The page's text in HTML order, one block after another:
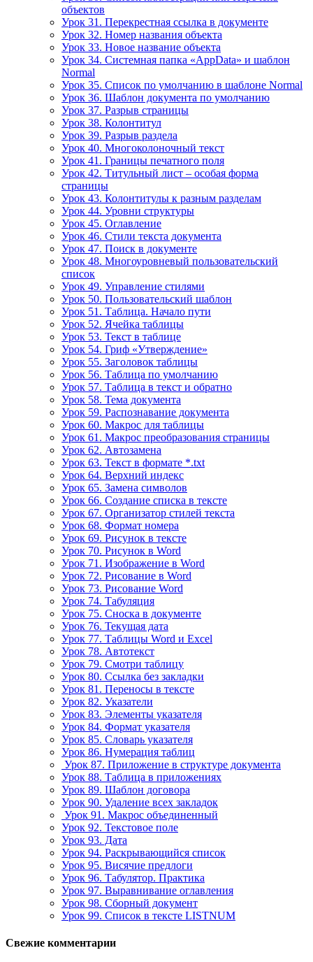
объектов
Урок 31. Перекрестная ссылка в документе
Урок 32. Номер названия объекта
Урок 33. Новое название объекта
Урок 34. Системная папка «AppData» и шаблон
Normal
Урок 35. Список по умолчанию в шаблоне Normal
Урок 36. Шаблон документа по умолчанию
Урок 37. Разрыв страницы
Урок 38. Колонтитул
Урок 39. Разрыв раздела
Урок 40. Многоколоночный текст
Урок 41. Границы печатного поля
Урок 42. Титульный лист – особая форма
страницы
Урок 43. Колонтитулы к разным разделам
Урок 44. Уровни структуры
Урок 45. Оглавление
Урок 46. Стили текста документа
Урок 47. Поиск в документе
Урок 48. Многоуровневый пользовательский
список
Урок 49. Управление стилями
Урок 50. Пользовательский шаблон
Урок 51. Таблица. Начало пути
Урок 52. Ячейка таблицы
Урок 53. Текст в таблице
Урок 54. Гриф «Утверждение»
Урок 55. Заголовок таблицы
Урок 56. Таблица по умолчанию
Урок 57. Таблица в текст и обратно
Урок 58. Тема документа
Урок 59. Распознавание документа
Урок 60. Макрос для таблицы
Урок 61. Макрос преобразования страницы
Урок 62. Автозамена
Урок 63. Текст в формате *.txt
Урок 64. Верхний индекс
Урок 65. Замена символов
Урок 66. Создание списка в тексте
Урок 67. Организатор стилей текста
Урок 68. Формат номера
Урок 69. Рисунок в тексте
Урок 70. Рисунок в Word
Урок 71. Изображение в Word
Урок 72. Рисование в Word
Урок 73. Рисование Word
Урок 74. Табуляция
Урок 75. Сноска в документе
Урок 76. Текущая дата
Урок 77. Таблицы Word и Excel
Урок 78. Автотекст
Урок 79. Смотри таблицу
Урок 80. Ссылка без закладки
Урок 81. Переносы в тексте
Урок 82. Указатели
Урок 83. Элементы указателя
Урок 84. Формат указателя
Урок 85. Словарь указателя
Урок 86. Нумерация таблиц
Урок 87. Приложение в структуре документа
Урок 88. Таблица в приложениях
Урок 89. Шаблон договора
Урок 90. Удаление всех закладок
Урок 91. Макрос объединенный
Урок 92. Текстовое поле
Урок 93. Дата
Урок 94. Раскрывающийся список
Урок 95. Висячие предлоги
Урок 96. Табулятор. Практика
Урок 97. Выравнивание оглавления
Урок 98. Сборный документ
Урок 99. Список в тексте LISTNUM
Свежие комментарии